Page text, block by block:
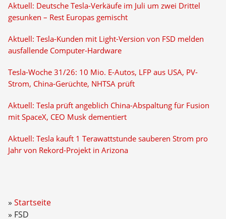
Aktuell: Deutsche Tesla-Verkäufe im Juli um zwei Drittel
gesunken – Rest Europas gemischt
Aktuell: Tesla-Kunden mit Light-Version von FSD melden
ausfallende Computer-Hardware
Tesla-Woche 31/26: 10 Mio. E-Autos, LFP aus USA, PV-
Strom, China-Gerüchte, NHTSA prüft
Aktuell: Tesla prüft angeblich China-Abspaltung für Fusion
mit SpaceX, CEO Musk dementiert
Aktuell: Tesla kauft 1 Terawattstunde sauberen Strom pro
Jahr von Rekord-Projekt in Arizona
Startseite
FSD